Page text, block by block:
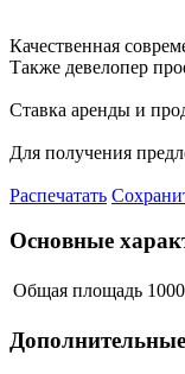
Качественная
Также девелопер
Ставка аренды и
Для получения
Распечатать
Основные
Общая площадь